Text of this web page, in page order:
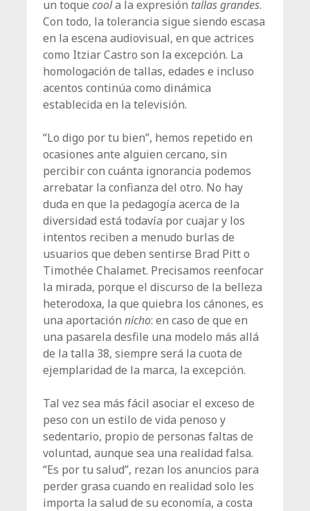
un toque coola la expresión tallas grandes.
Con todo, la tolerancia sigue siendo escasa
en la escena audiovisual, en que actrices
como Itziar Castro son la excepción. La
homologación de tallas, edades e incluso
acentos continúa como dinámica
establecida en la televisión.
“Lo digo por tu bien”, hemos repetido en
ocasiones ante alguien cercano, sin
percibir con cuánta ignorancia podemos
arrebatar la confianza del otro. No hay
duda en que la pedagogía acerca de la
diversidad está todavía por cuajar y los
intentos reciben a menudo burlas de
usuarios que deben sentirse Brad Pitt o
Timothée Chalamet. Precisamos reenfocar
la mirada, porque el discurso de la belleza
heterodoxa, la que quiebra los cánones, es
una aportación nicho: en caso de que en
una pasarela desfile una modelo más allá
de la talla 38, siempre será la cuota de
ejemplaridad de la marca, la excepción.
Tal vez sea más fácil asociar el exceso de
peso con un estilo de vida penoso y
sedentario, propio de personas faltas de
voluntad, aunque sea una realidad falsa.
“Es por tu salud”, rezan los anuncios para
perder grasa cuando en realidad solo les
importa la salud de su economía, a costa